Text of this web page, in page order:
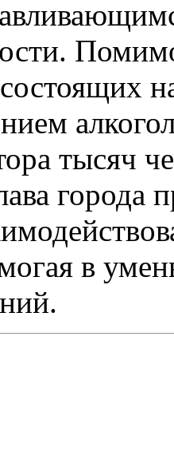
тысяч
города
в